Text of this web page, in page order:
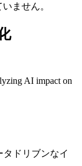
ません。
AI impact on
ドリブンなイ